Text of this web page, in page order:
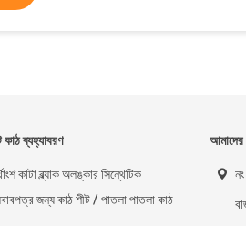
কাঠ ব্যহ্যাবরণ
কাটা ব্ল্যাক অলঙ্কার সিন্থেটিক
জন্য কাঠ শীট / পাতলা পাতলা কাঠ